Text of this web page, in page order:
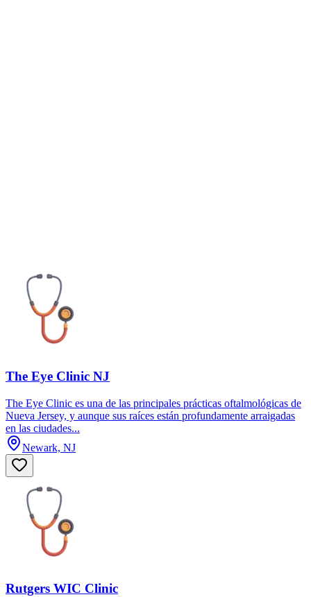
The Eye Clinic NJ
The Eye Clinic es una de las principales prácticas oftalmológicas de
Nueva Jersey, y aunque sus raíces están profundamente arraigadas
en las ciudades...
Newark, NJ
Rutgers WIC Clinic